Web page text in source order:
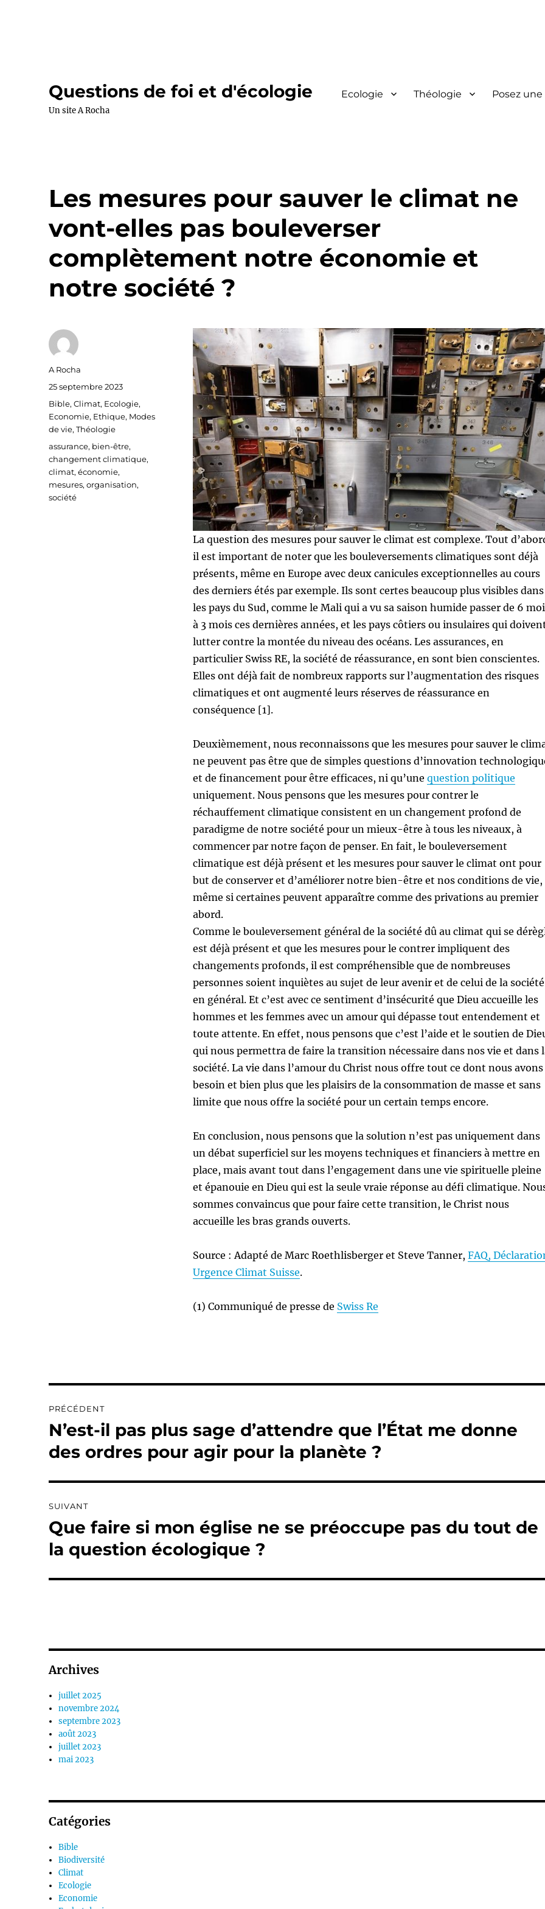
Questions de foi et d'écologie
Un site A Rocha
Ecologie Théologie Posez
Les mesures pour sauver le climat ne
vont-elles pas bouleverser
complètement notre économie et
notre société ?
La question des mesures pour sauver le climat est complexe. Tout
il est important de noter que les bouleversements climatiques sont déjà
présents, même en Europe avec deux canicules exceptionnelles au cours
des derniers étés par exemple. Ils sont certes beaucoup plus visibles dans
les pays du Sud, comme le Mali qui a vu sa saison humide passer de 6
à 3 mois ces dernières années, et les pays côtiers ou insulaires qui
lutter contre la montée du niveau des océans. Les assurances, en
particulier Swiss RE, la société de réassurance, en sont bien conscientes.
Elles ont déjà fait de nombreux rapports sur l’augmentation des risques
climatiques et ont augmenté leurs réserves de réassurance en
conséquence [1].
Deuxièmement, nous reconnaissons que les mesures pour sauver le
ne peuvent pas être que de simples questions d’innovation
et de financement pour être efficaces, ni qu’une question politique
uniquement. Nous pensons que les mesures pour contrer le
réchauffement climatique consistent en un changement profond de
paradigme de notre société pour un mieux-être à tous les niveaux, à
commencer par notre façon de penser. En fait, le bouleversement
climatique est déjà présent et les mesures pour sauver le climat ont pour
but de conserver et d’améliorer notre bien-être et nos conditions de vie,
même si certaines peuvent apparaître comme des privations au premier
abord.
Comme le bouleversement général de la société dû au climat qui se
est déjà présent et que les mesures pour le contrer impliquent des
changements profonds, il est compréhensible que de nombreuses
personnes soient inquiètes au sujet de leur avenir et de celui de la société
en général. Et c’est avec ce sentiment d’insécurité que Dieu accueille les
hommes et les femmes avec un amour qui dépasse tout entendement et
toute attente. En effet, nous pensons que c’est l’aide et le soutien de
qui nous permettra de faire la transition nécessaire dans nos vie et dans
société. La vie dans l’amour du Christ nous offre tout ce dont nous avons
besoin et bien plus que les plaisirs de la consommation de masse et sans
limite que nous offre la société pour un certain temps encore.
En conclusion, nous pensons que la solution n’est pas uniquement dans
un débat superficiel sur les moyens techniques et financiers à mettre en
place, mais avant tout dans l’engagement dans une vie spirituelle pleine
et épanouie en Dieu qui est la seule vraie réponse au défi climatique.
sommes convaincus que pour faire cette transition, le Christ nous
accueille les bras grands ouverts.
Source : Adapté de Marc Roethlisberger et Steve Tanner, FAQ,
Urgence Climat Suisse.
(1) Communiqué de presse de Swiss Re
Auteur
A Rocha
Publié
le
25 septembre 2023
Catégories
Bible,Climat, Ecologie,
Economie, Ethique, Modes
de vie,Théologie
Étiquettes
assurance, bien-être,
changement climatique,
climat,économie,
mesures,organisation,
société
de
l’article
PRÉCÉDENT
Publication
précédente :
N’est-il pas plus sage d’attendre que l’État me donne
des ordres pour agir pour la planète ?
SUIVANT
Publication
suivante :
Que faire si mon église ne se préoccupe pas du tout de
la question écologique ?
Archives
juillet 2025
novembre 2024
septembre 2023
août 2023
juillet 2023
mai 2023
Catégories
Bible
Biodiversité
Climat
Ecologie
Economie